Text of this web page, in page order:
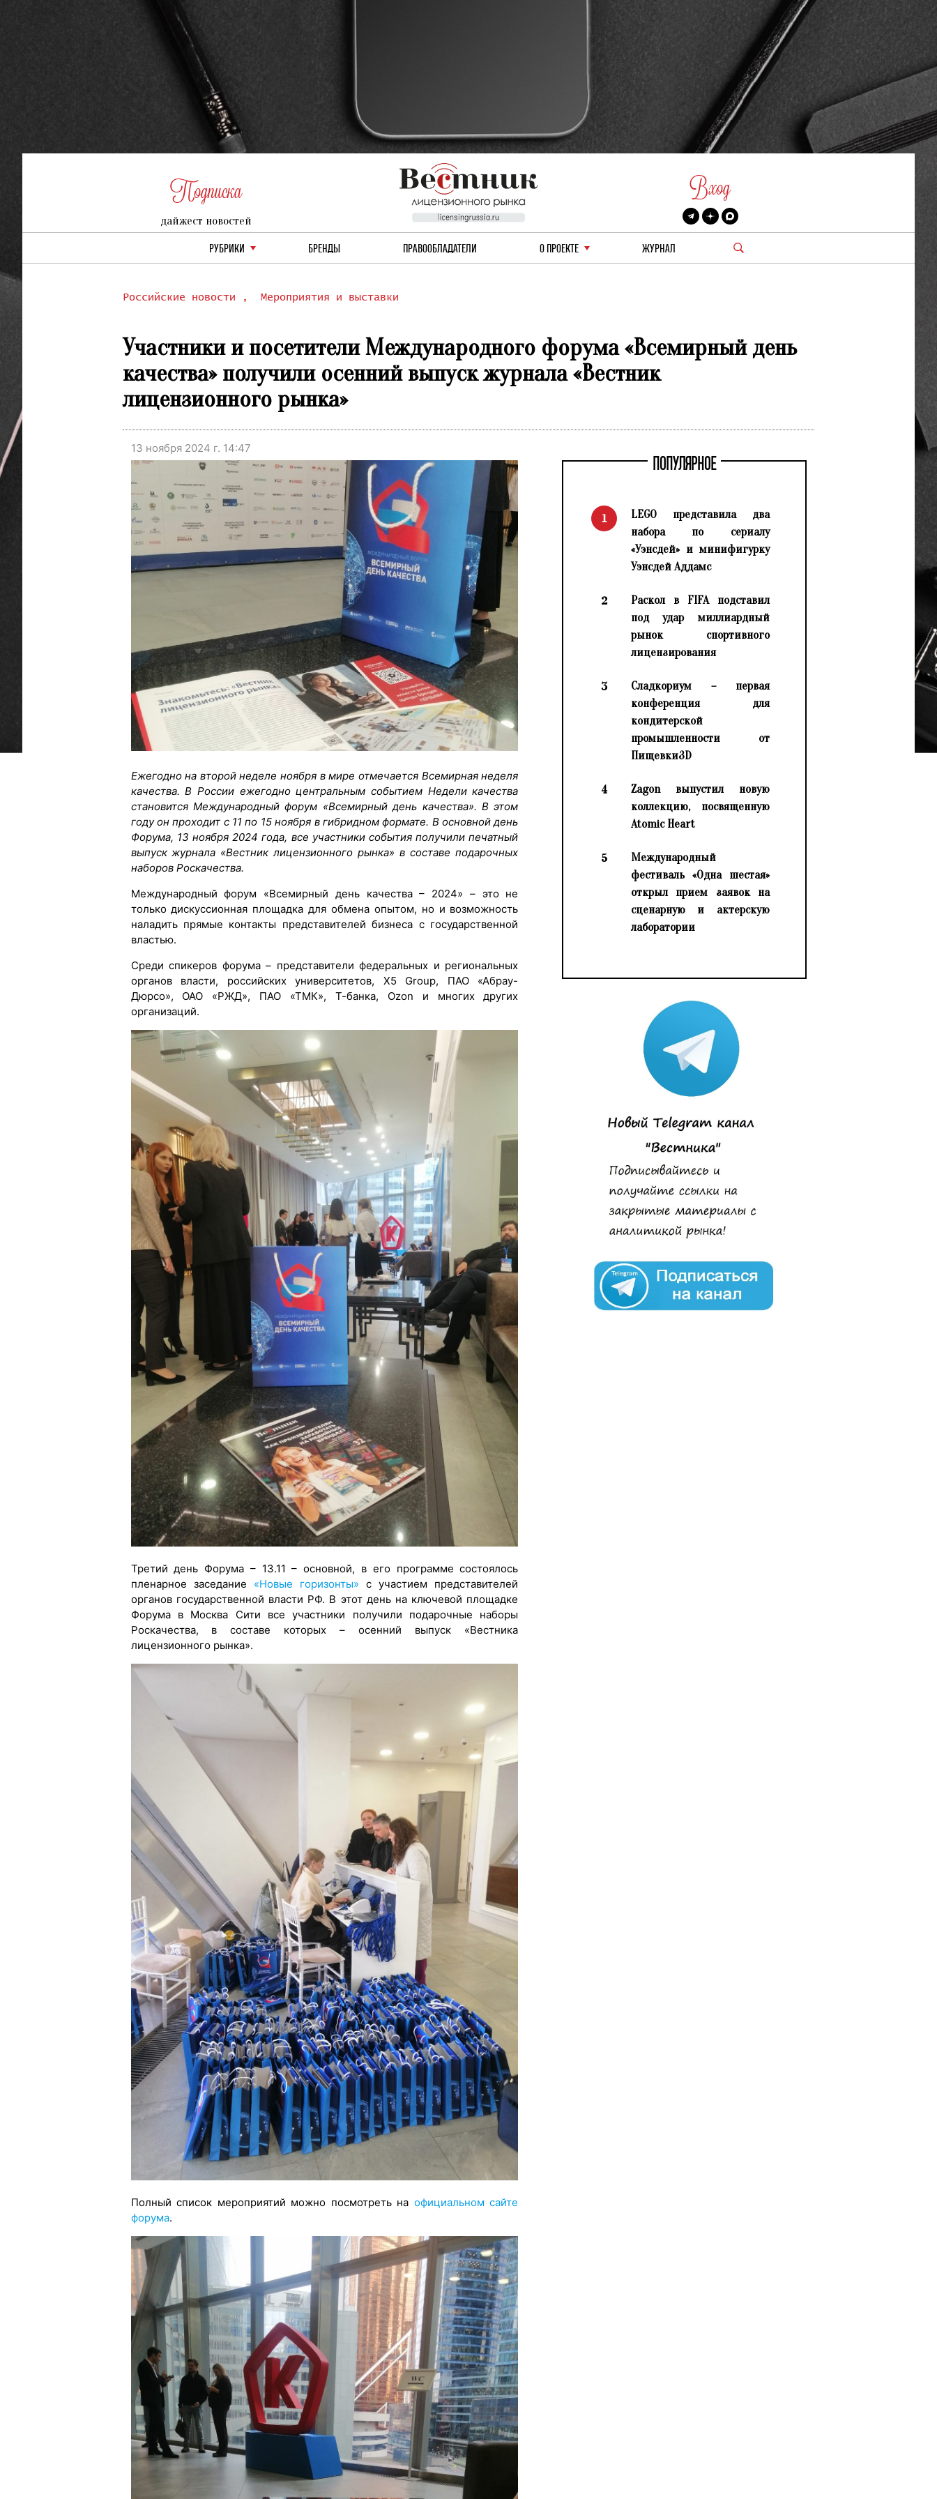
Подписка
дайжест новостей
Вход
РУБРИКИ БРЕНДЫ ПРАВООБЛАДАТЕЛИ О ПРОЕКТЕ ЖУРНАЛ
Российские новости , Мероприятия и выставки
Участники и посетители Международного форума «Всемирный день
качества» получили осенний выпуск журнала «Вестник
лицензионного рынка»
13 ноября 2024 г. 14:47
Ежегодно на второй неделе ноября в мире отмечается Всемирная неделя
качества. В России ежегодно центральным событием Недели качества
становится Международный форум «Всемирный день качества». В этом
году он проходит с 11 по 15 ноября в гибридном формате. В основной день
Форума, 13 ноября 2024 года, все участники события получили печатный
выпуск журнала «Вестник лицензионного рынка» в составе подарочных
наборов Роскачества.
Международный форум «Всемирный день качества – 2024» – это не
только дискуссионная площадка для обмена опытом, но и возможность
наладить прямые контакты представителей бизнеса с государственной
властью.
Среди спикеров форума – представители федеральных и региональных
органов власти, российских университетов, X5 Group, ПАО «Абрау-
Дюрсо», ОАО «РЖД», ПАО «ТМК», Т-банка, Ozon и многих других
организаций.
Третий день Форума – 13.11 – основной, в его программе состоялось
пленарное заседание «Новые горизонты» с участием представителей
органов государственной власти РФ. В этот день на ключевой площадке
Форума в Москва Сити все участники получили подарочные наборы
Роскачества, в составе которых – осенний выпуск «Вестника
лицензионного рынка».
Полный список мероприятий можно посмотреть на официальном сайте
форума.
ПОПУЛЯРНОЕ
1
LEGO представила два
набора по сериалу
«Уэнсдей» и минифигурку
Уэнсдей Аддамс
2
Раскол в FIFA подставил
под удар миллиардный
рынок спортивного
лицензирования
3
Сладкориум – первая
конференция для
кондитерской
промышленности от
Пищевки3D
4
Zagon выпустил новую
коллекцию, посвященную
Atomic Heart
5
Международный
фестиваль «Одна шестая»
открыл прием заявок на
сценарную и актерскую
лаборатории